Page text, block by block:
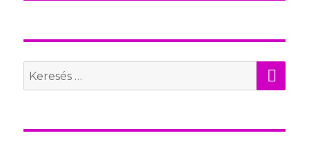
Search
for: